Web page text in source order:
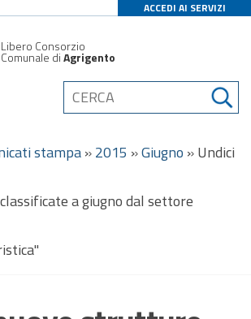
ACCEDI AI SERVIZI
Libero Consorzio
Comunale diAgrigento
stampa»2015 »Giugno »Undici
a giugno dal settore